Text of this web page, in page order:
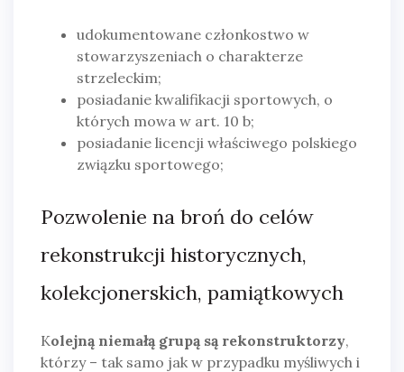
udokumentowane członkostwo w
stowarzyszeniach o charakterze
strzeleckim;
posiadanie kwalifikacji sportowych, o
których mowa w art. 10 b;
posiadanie licencji właściwego polskiego
związku sportowego;
Pozwolenie na broń do celów
rekonstrukcji historycznych,
kolekcjonerskich, pamiątkowych
Kolejną niemałą grupą są rekonstruktorzy,
którzy – tak samo jak w przypadku myśliwych i